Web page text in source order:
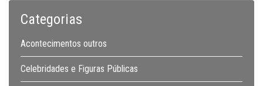
Categorias
Acontecimentos outros
Celebridades e Figuras Públicas